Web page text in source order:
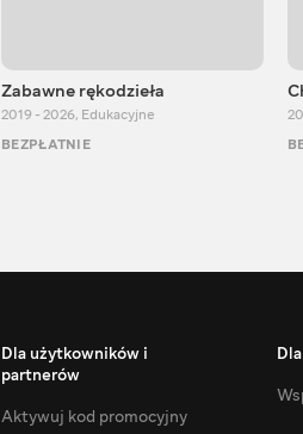
Zabawne rękodzieła
2019 - 2026, Edukacyjne
BEZPŁATNIE
Dla użytkowników i
partnerów
Aktywuj kod promocyjny